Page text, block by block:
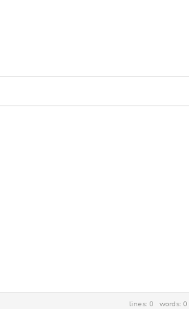
lines: 0 words: 0